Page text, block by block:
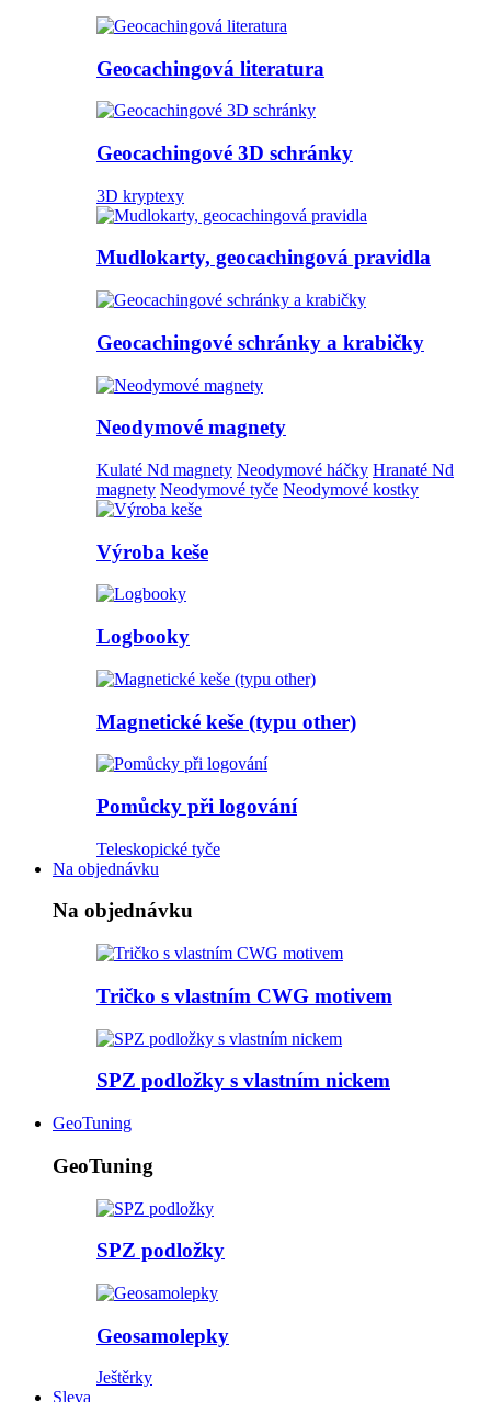
Geocachingová literatura
Geocachingové 3D schránky
3D kryptexy
Mudlokarty, geocachingová pravidla
Geocachingové schránky a krabičky
Neodymové magnety
Kulaté Nd magnety Neodymové háčky Hranaté Nd
magnety Neodymové tyče Neodymové kostky
Výroba keše
Logbooky
Magnetické keše (typu other)
Pomůcky při logování
Teleskopické tyče
Na objednávku
Na objednávku
Tričko s vlastním CWG motivem
SPZ podložky s vlastním nickem
GeoTuning
GeoTuning
SPZ podložky
Geosamolepky
Ještěrky
Sleva